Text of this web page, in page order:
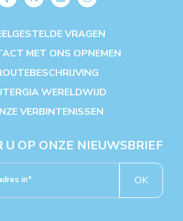
VRAGEN
MET ONS OPNEMEN
WERELDWIJD
VERBINTENISSEN
U OP ONZE NIEUWSBRIEF
OK